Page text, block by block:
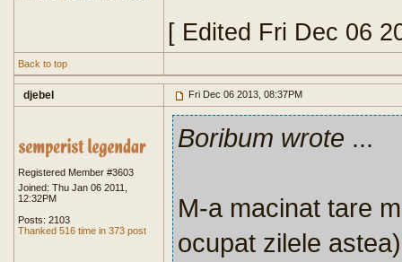
[ Edited Fri Dec 06
Back to top
djebel Fri Dec 06 2013, 08:37PM
Registered Member #3603
Joined: Thu Jan 06 2011,
12:32PM
Posts: 2103
Thanked 516 time in 373 post
Boribum wrote ...
M-a macinat tare
ocupat zilele